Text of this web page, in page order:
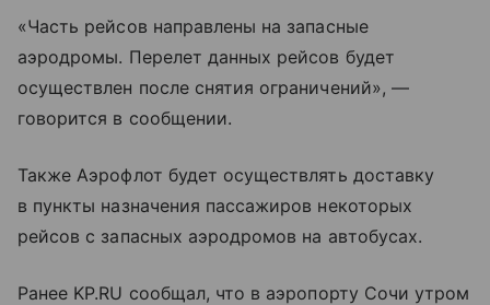
«Часть рейсов направлены на запасные
аэродромы. Перелет данных рейсов будет
осуществлен после снятия ограничений», —
говорится в сообщении.
Также Аэрофлот будет осуществлять доставку
в пункты назначения пассажиров некоторых
рейсов с запасных аэродромов на автобусах.
Ранее KP.RU сообщал, что в аэропорту Сочи утром